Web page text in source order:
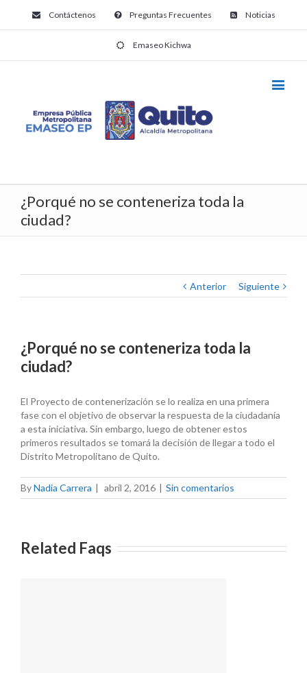
Contáctenos Preguntas Frecuentes Noticias
Emaseo Kichwa
¿Porqué no se conteneriza toda la
ciudad?
Anterior Siguiente
¿Porqué no se conteneriza toda la
ciudad?
El Proyecto de contenerización se lo realiza en una primera
fase con el objetivo de observar la respuesta de la ciudadanía
a esta iniciativa. Sin embargo, luego de obtener estos
primeros resultados se tomará la decisión de llegar a todo el
Distrito Metropolitano de Quito.
ByNadia Carrera | abril 2, 2016 | Sin comentarios
Related Faqs